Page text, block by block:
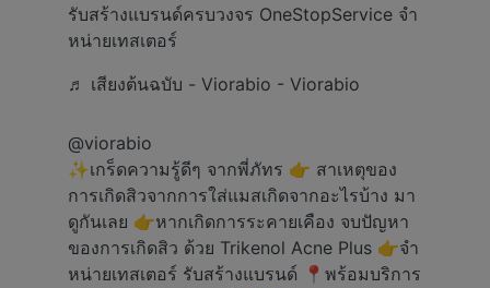
รับสร้างแบรนด์ครบวงจร OneStopService จำ
หน่ายเทสเตอร์
♬ เสียงต้นฉบับ - Viorabio - Viorabio
@viorabio
✨เกร็ดความรู้ดีๆ จากพี่ภัทร 👉 สาเหตุของ
การเกิดสิวจากการใส่แมสเกิดจากอะไรบ้าง มา
ดูกันเลย 👉หากเกิดการระคายเคือง จบปัญหา
ของการเกิดสิว ด้วย Trikenol Acne Plus 👉จำ
หน่ายเทสเตอร์ รับสร้างแบรนด์ 📍พร้อมบริการ